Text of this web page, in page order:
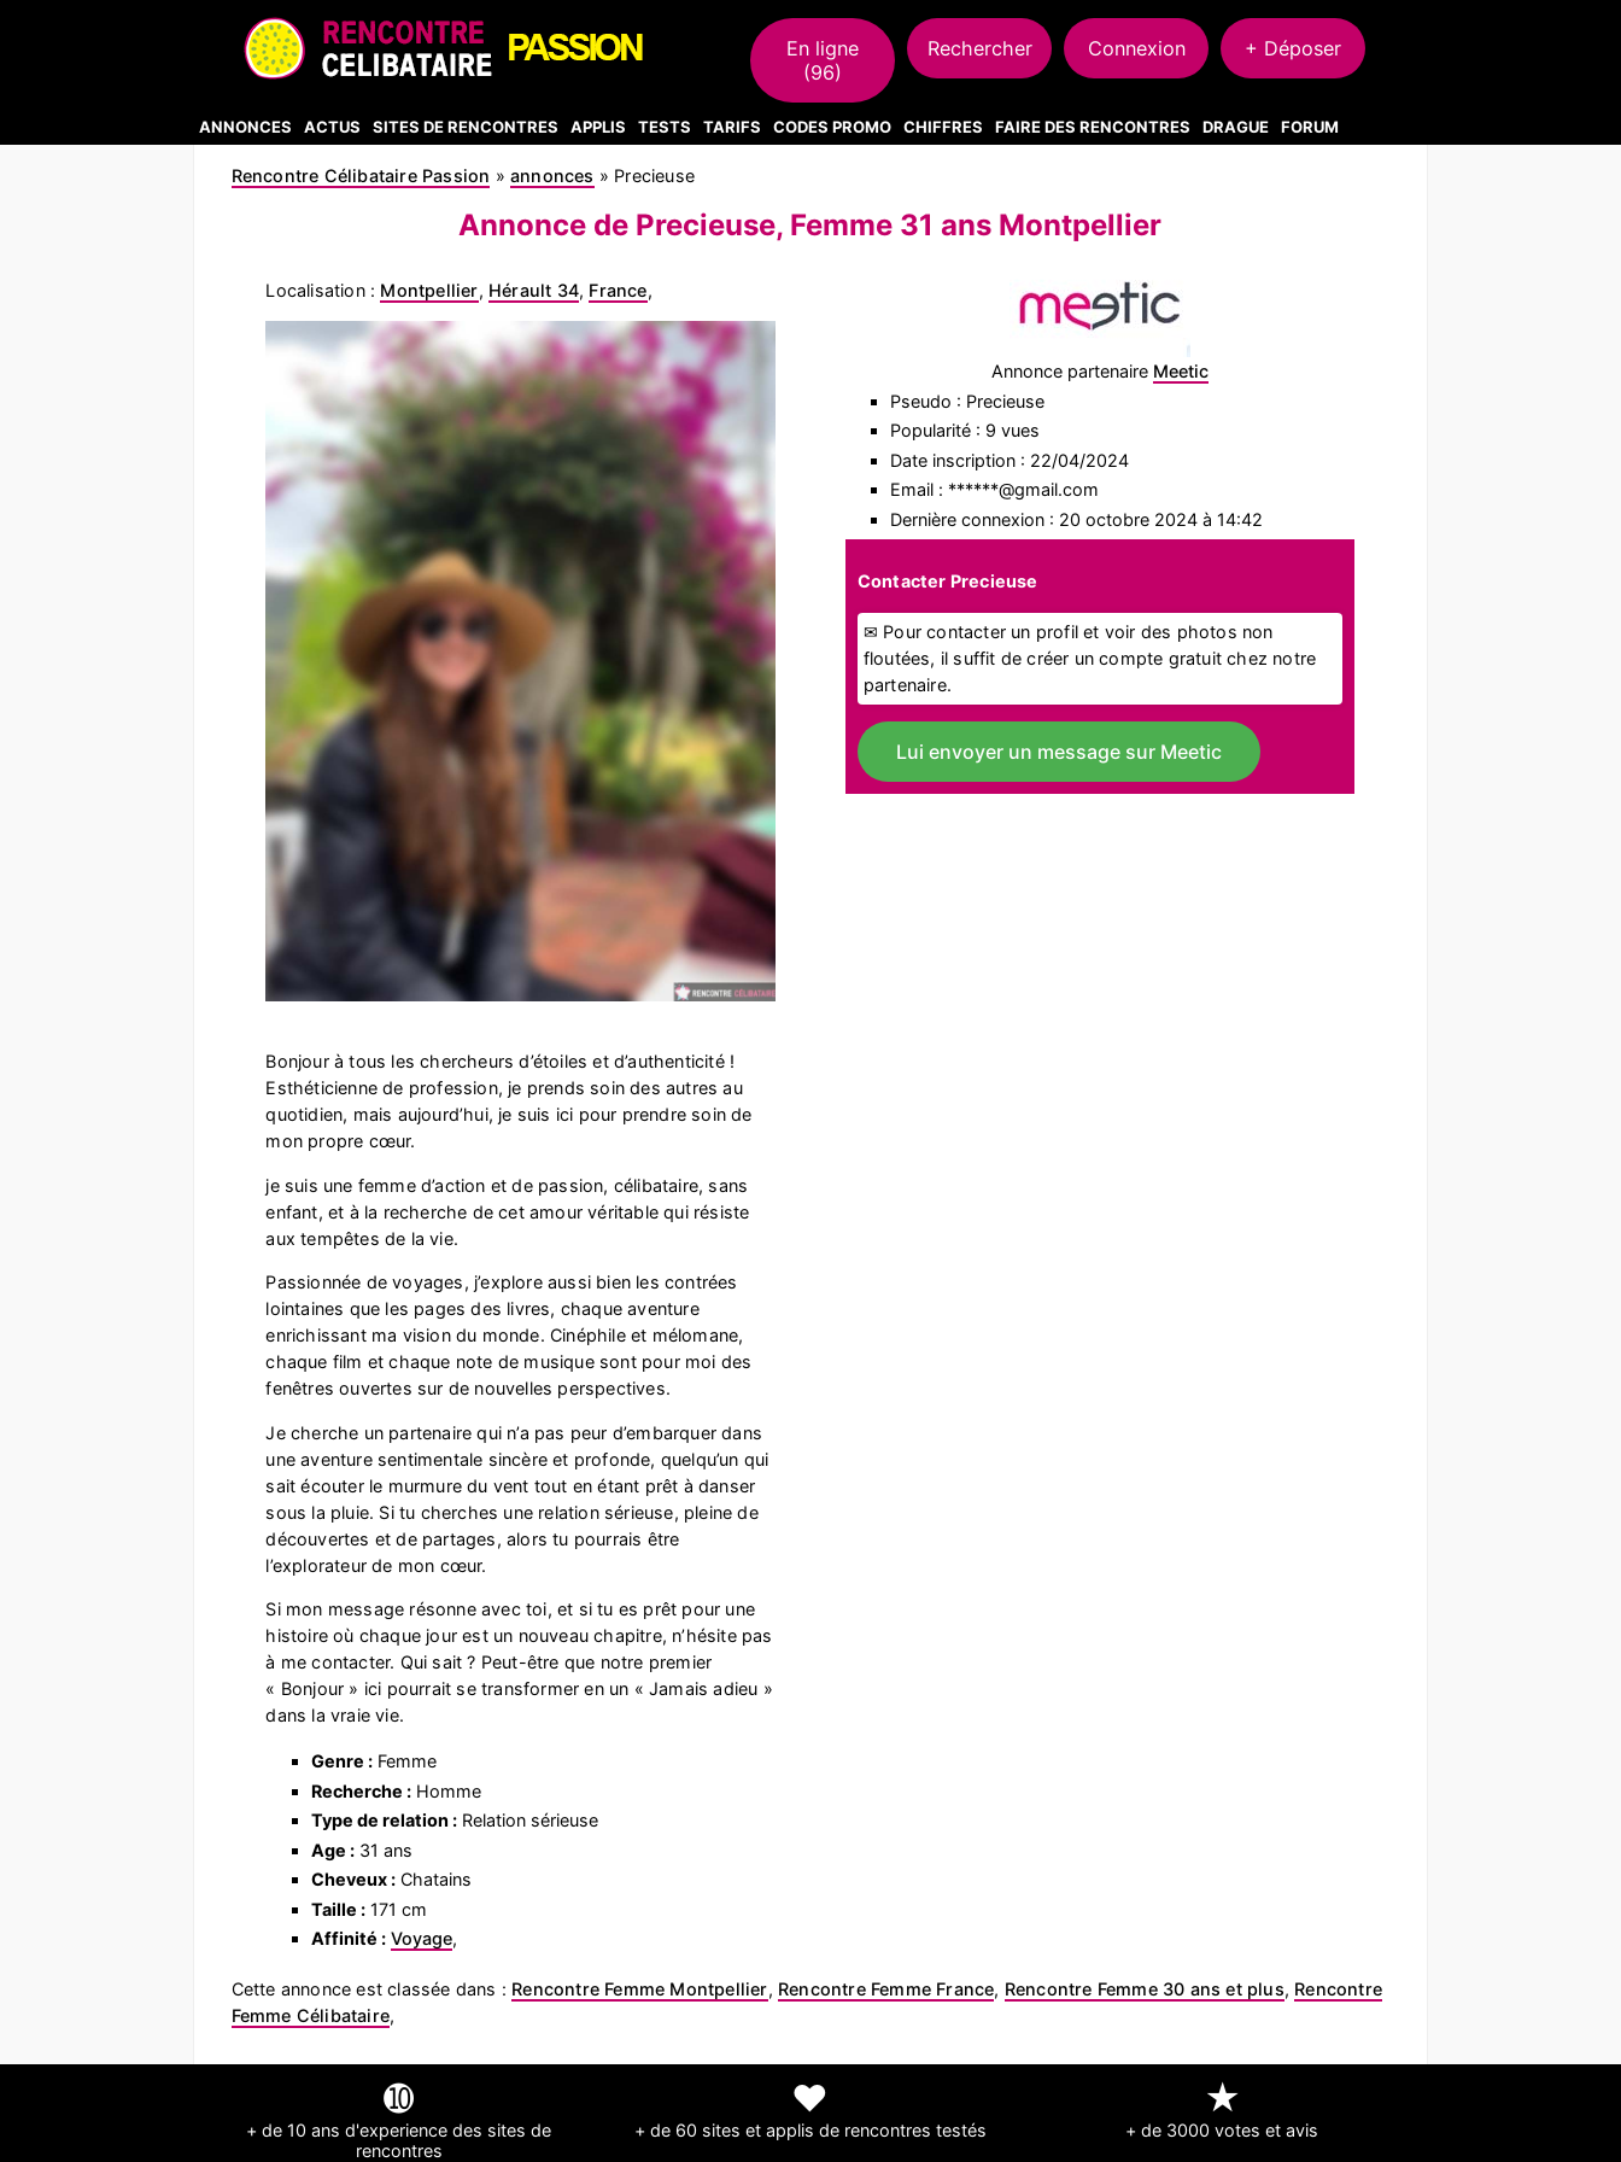
En ligne
(96)
Rechercher Connexion + Déposer
ANNONCES ACTUS SITES DE RENCONTRES APPLIS TESTS TARIFS CODES PROMO CHIFFRES FAIRE DES RENCONTRES DRAGUE FORUM
Rencontre Célibataire Passion »annonces » Precieuse
Annonce de Precieuse, Femme 31 ans Montpellier
Localisation : Montpellier, Hérault 34, France,
Bonjour à tous les chercheurs d’étoiles et d’authenticité !
Esthéticienne de profession, je prends soin des autres au
quotidien, mais aujourd’hui, je suis ici pour prendre soin de
mon propre cœur.
je suis une femme d’action et de passion, célibataire, sans
enfant, et à la recherche de cet amour véritable qui résiste
aux tempêtes de la vie.
Passionnée de voyages, j’explore aussi bien les contrées
lointaines que les pages des livres, chaque aventure
enrichissant ma vision du monde. Cinéphile et mélomane,
chaque film et chaque note de musique sont pour moi des
fenêtres ouvertes sur de nouvelles perspectives.
Je cherche un partenaire qui n’a pas peur d’embarquer dans
une aventure sentimentale sincère et profonde, quelqu’un qui
sait écouter le murmure du vent tout en étant prêt à danser
sous la pluie. Si tu cherches une relation sérieuse, pleine de
découvertes et de partages, alors tu pourrais être
l’explorateur de mon cœur.
Si mon message résonne avec toi, et si tu es prêt pour une
histoire où chaque jour est un nouveau chapitre, n’hésite pas
à me contacter. Qui sait ? Peut-être que notre premier
« Bonjour » ici pourrait se transformer en un « Jamais adieu »
dans la vraie vie.
Genre :Femme
Recherche :Homme
Type de relation :Relation sérieuse
Age :31 ans
Cheveux :Chatains
Taille :171 cm
Affinité : Voyage,
Annonce partenaire Meetic
Pseudo : Precieuse
Popularité : 9 vues
Date inscription : 22/04/2024
Email : ******@gmail.com
Dernière connexion : 20 octobre 2024 à 14:42
Contacter Precieuse
✉ Pour contacter un profil et voir des photos non
floutées, il suffit de créer un compte gratuit chez notre
partenaire.
Lui envoyer un message sur Meetic
Cette annonce est classée dans : Rencontre Femme Montpellier, Rencontre Femme France, Rencontre Femme 30 ans et plus, Rencontre
Femme Célibataire,
➓
+ de 10 ans d'experience des sites de
rencontres
❤
+ de 60 sites et applis de rencontres testés
★
+ de 3000 votes et avis